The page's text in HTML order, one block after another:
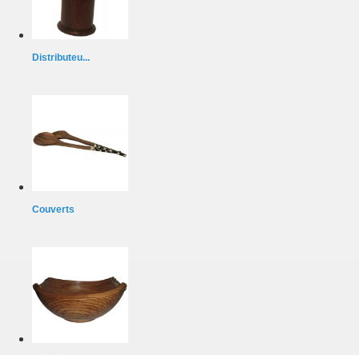
Distributeu...
Couverts